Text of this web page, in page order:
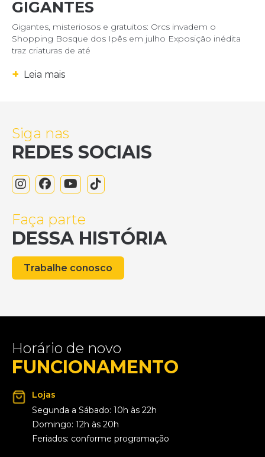
GIGANTES
Gigantes, misteriosos e gratuitos: Orcs invadem o
Shopping Bosque dos Ipês em julho Exposição inédita
traz criaturas de até
+ Leia mais
Siga nas
REDES SOCIAIS
Faça parte
DESSA HISTÓRIA
Trabalhe conosco
Horário de novo
FUNCIONAMENTO
Lojas
Segunda a Sábado: 10h às 22h
Domingo: 12h às 20h
Feriados: conforme programação